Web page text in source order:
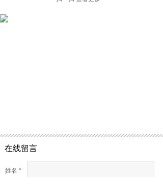
在线留言
姓名 *